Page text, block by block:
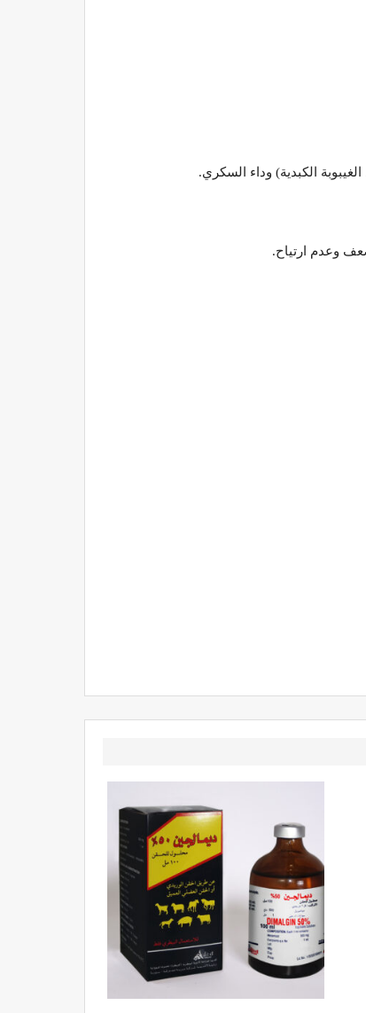
الكبدية) وداء السكري.
وعدم ارتياح.